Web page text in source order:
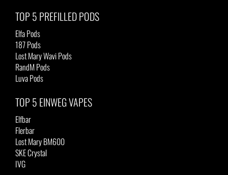
TOP 5 PREFILLED PODS
Elfa Pods
187 Pods
Lost Mary Wavi Pods
RandM Pods
Luva Pods
TOP 5 EINWEG VAPES
Elfbar
Flerbar
Lost Mary BM600
SKE Crystal
IVG